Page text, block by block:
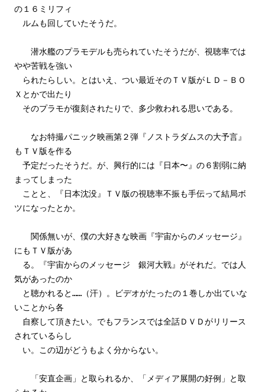
の１６ミリフィ
ルムも回していたそうだ。
潜水艦のプラモデルも売られていたそうだが、視聴率では
やや苦戦を強い
られたらしい。とはいえ、つい最近そのＴＶ版がＬＤ－ＢＯ
Ｘとかで出たり
そのプラモが復刻されたりで、多少救われる思いである。
なお特撮パニック映画第２弾『ノストラダムスの大予言』
もＴＶ版を作る
予定だったそうだ。が、興行的には『日本〜』の６割弱に納
まってしまった
ことと、『日本沈没』ＴＶ版の視聴率不振も手伝って結局ボ
ツになったとか。
関係無いが、僕の大好きな映画『宇宙からのメッセージ』
にもＴＶ版があ
る。『宇宙からのメッセージ 銀河大戦』がそれだ。では人
気があったのか
と聴かれると……（汗）。ビデオがたったの１巻しか出ていな
いことから各
自察して頂きたい。でもフランスでは全話ＤＶＤがリリース
されているらし
い。この辺がどうもよく分からない。
「安直企画」と取られるか、「メディア展開の好例」と取